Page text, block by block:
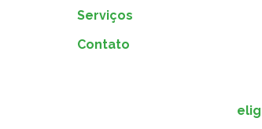
Serviços
Contato